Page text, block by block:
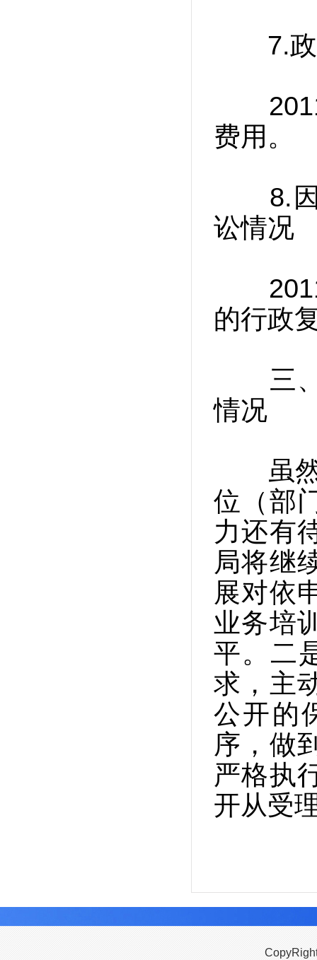
7.政
2011
费用。
8.因
讼情况
2011
的行政
三、
情况
虽然
位（部
力还有
局将继
展对依
业务培
平。二
求，主
公开的
序，做
严格执
开从受